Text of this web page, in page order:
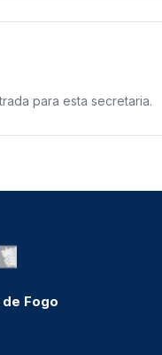
para esta secretaria.
Fogo